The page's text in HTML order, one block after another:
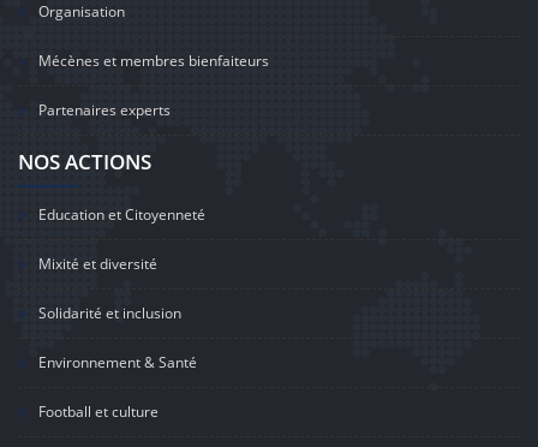
Organisation
Mécènes et membres bienfaiteurs
Partenaires experts
NOS ACTIONS
Education et Citoyenneté
Mixité et diversité
Solidarité et inclusion
Environnement & Santé
Football et culture